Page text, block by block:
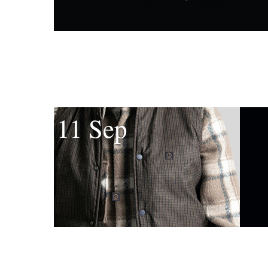
11 Sep